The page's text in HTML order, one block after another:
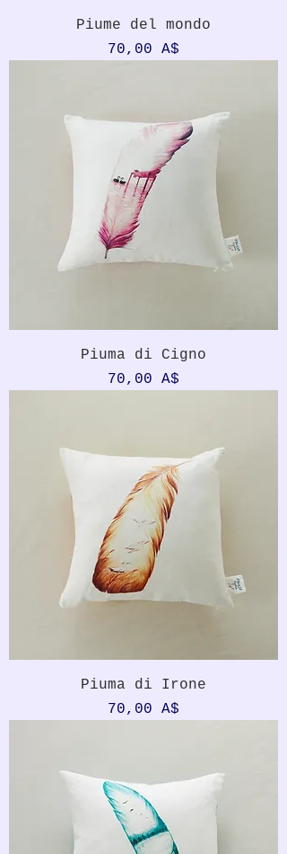
Piume del mondo
Prezzo
70,00 A$
Piuma di Cigno
Prezzo
70,00 A$
Piuma di Irone
Prezzo
70,00 A$